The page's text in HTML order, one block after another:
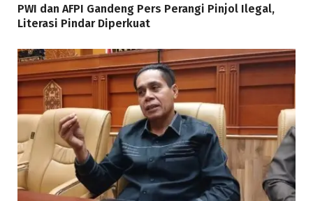
PWI dan AFPI Gandeng Pers Perangi Pinjol Ilegal,
Literasi Pindar Diperkuat